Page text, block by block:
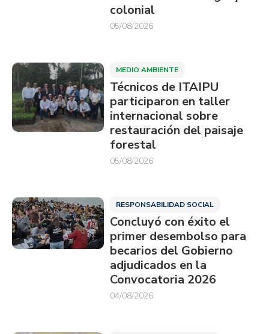
colonial
05/08/2026
MEDIO AMBIENTE
Técnicos de ITAIPU
participaron en taller
internacional sobre
restauración del paisaje
forestal
05/08/2026
RESPONSABILIDAD SOCIAL
Concluyó con éxito el
primer desembolso para
becarios del Gobierno
adjudicados en la
Convocatoria 2026
04/08/2026